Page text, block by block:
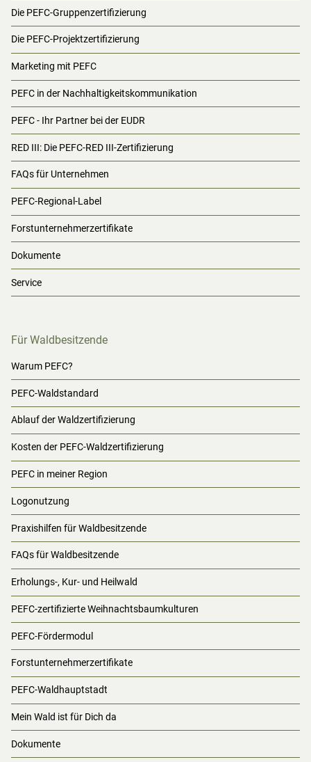
Die PEFC-Gruppenzertifizierung
Die PEFC-Projektzertifizierung
Marketing mit PEFC
PEFC in der Nachhaltigkeitskommunikation
PEFC - Ihr Partner bei der EUDR
RED III: Die PEFC-RED III-Zertifizierung
FAQs für Unternehmen
PEFC-Regional-Label
Forstunternehmerzertifikate
Dokumente
Service
Für Waldbesitzende
Warum PEFC?
PEFC-Waldstandard
Ablauf der Waldzertifizierung
Kosten der PEFC-Waldzertifizierung
PEFC in meiner Region
Logonutzung
Praxishilfen für Waldbesitzende
FAQs für Waldbesitzende
Erholungs-, Kur- und Heilwald
PEFC-zertifizierte Weihnachtsbaumkulturen
PEFC-Fördermodul
Forstunternehmerzertifikate
PEFC-Waldhauptstadt
Mein Wald ist für Dich da
Dokumente